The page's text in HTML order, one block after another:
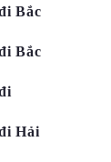
Bắc
Bắc
Hải